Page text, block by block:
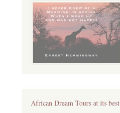
African Dream Tours at its best